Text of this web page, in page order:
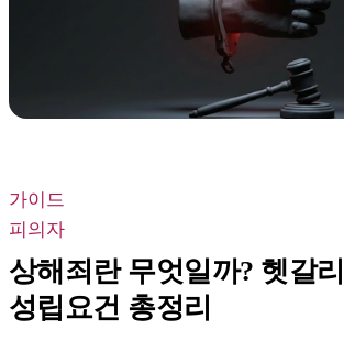
가이드
피의자
상해죄란 무엇일까? 헷갈
성립요건 총정리